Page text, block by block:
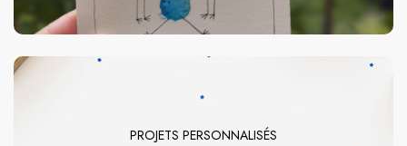
PROJETS PERSONNALISÉS